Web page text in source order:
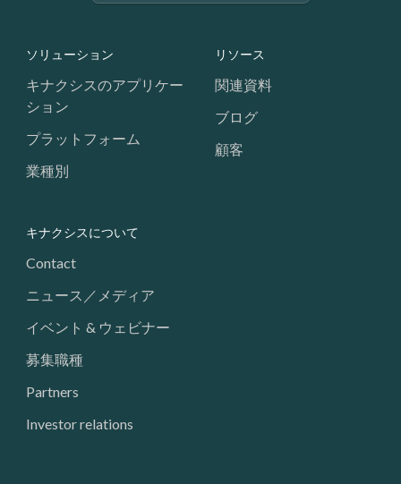
Footer: Navigation
ソリューション
キナクシスのアプリケー
ション
プラットフォーム
業種別
リソース
関連資料
ブログ
顧客
キナクシスについて
Contact
ニュース／メディア
イベント & ウェビナー
募集職種
Partners
Investor relations